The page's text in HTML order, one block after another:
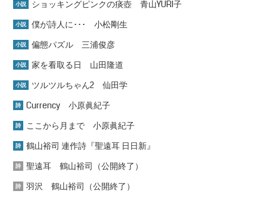
小説 ショッキングピンクの痰壺 青山YURI子
小説 僕が詩人に･･･ 小松剛生
小説 偏態パズル 三浦俊彦
小説 家を看取る日 山田隆道
小説 ツルツルちゃん2 仙田学
詩 Currency 小原眞紀子
詩 ここから月まで 小原眞紀子
詩 鶴山裕司 連作詩『聖遠耳 日日新』
詩 聖遠耳 鶴山裕司（公開終了）
詩 羽沢 鶴山裕司（公開終了）